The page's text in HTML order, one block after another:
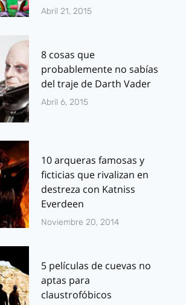
Abril 21, 2015
8 cosas que
probablemente no sabías
del traje de Darth Vader
Abril 6, 2015
10 arqueras famosas y
ficticias que rivalizan en
destreza con Katniss
Everdeen
Noviembre 20, 2014
5 películas de cuevas no
aptas para
claustrofóbicos